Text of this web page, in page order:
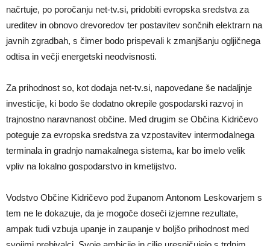
načrtuje, po poročanju net-tv.si, pridobiti evropska sredstva za
ureditev in obnovo drevoredov ter postavitev sončnih elektrarn na
javnih zgradbah, s čimer bodo prispevali k zmanjšanju ogljičnega
odtisa in večji energetski neodvisnosti.
Za prihodnost so, kot dodaja net-tv.si, napovedane še nadaljnje
investicije, ki bodo še dodatno okrepile gospodarski razvoj in
trajnostno naravnanost občine. Med drugim se Občina Kidričevo
poteguje za evropska sredstva za vzpostavitev intermodalnega
terminala in gradnjo namakalnega sistema, kar bo imelo velik
vpliv na lokalno gospodarstvo in kmetijstvo.
Vodstvo Občine Kidričevo pod županom Antonom Leskovarjem s
tem ne le dokazuje, da je mogoče doseči izjemne rezultate,
ampak tudi vzbuja upanje in zaupanje v boljšo prihodnost med